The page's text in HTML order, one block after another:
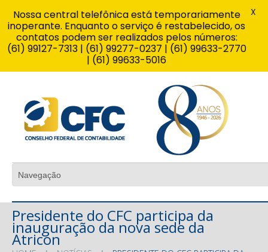
Presidente do CFC participa da
inauguração da nova sede da
Atricon
Nossa central telefônica está temporariamente
inoperante. Enquanto o serviço é restabelecido, os
contatos podem ser realizados pelos números:
(61) 99127-7313 | (61) 99277-0237 | (61) 99633-2770
| (61) 99633-5016
X